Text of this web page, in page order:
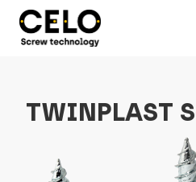
TWINPLAST